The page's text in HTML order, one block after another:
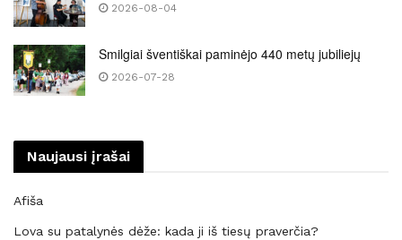
2026-08-04
Smilgiai šventiškai paminėjo 440 metų jubiliejų
2026-07-28
Naujausi įrašai
Afiša
Lova su patalynės dėže: kada ji iš tiesų praverčia?